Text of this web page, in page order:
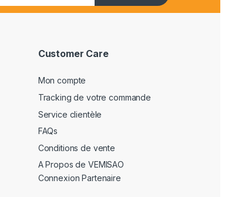
Customer Care
Mon compte
Tracking de votre commande
Service clientèle
FAQs
Conditions de vente
A Propos de VEMISAO
Connexion Partenaire